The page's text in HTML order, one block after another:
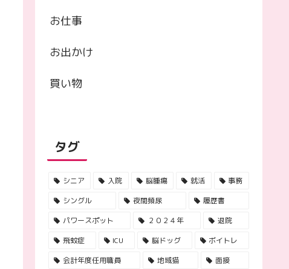
お仕事
お出かけ
買い物
タグ
シニア 入院 脳腫瘍 就活
事務
シングル
夜間頻尿
履歴書
パワースポット
２０２４年
退院
飛蚊症
ICU 脳ドッグ
ボイトレ
会計年度任用職員
地域猫
面接